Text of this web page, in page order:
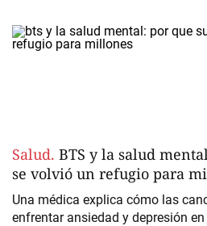
Salud. BTS y la salud
se volvió un refugio para
Una médica explica cómo las
enfrentar ansiedad y depresión